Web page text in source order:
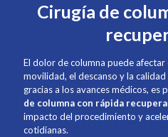
Cirugía de
El dolor de columna puede
movilidad, el descanso y la
gracias a los avances médicos, es
de columna con rápida
impacto del procedimiento y
cotidianas.